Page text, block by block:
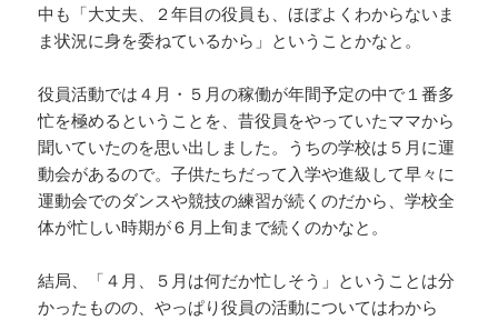
中も「大丈夫、２年目の役員も、ほぼよくわからないま
ま状況に身を委ねているから」ということかなと。
役員活動では４月・５月の稼働が年間予定の中で１番多
忙を極めるということを、昔役員をやっていたママから
聞いていたのを思い出しました。うちの学校は５月に運
動会があるので。子供たちだって入学や進級して早々に
運動会でのダンスや競技の練習が続くのだから、学校全
体が忙しい時期が６月上旬まで続くのかなと。
結局、「４月、５月は何だか忙しそう」ということは分
かったものの、やっぱり役員の活動についてはわから